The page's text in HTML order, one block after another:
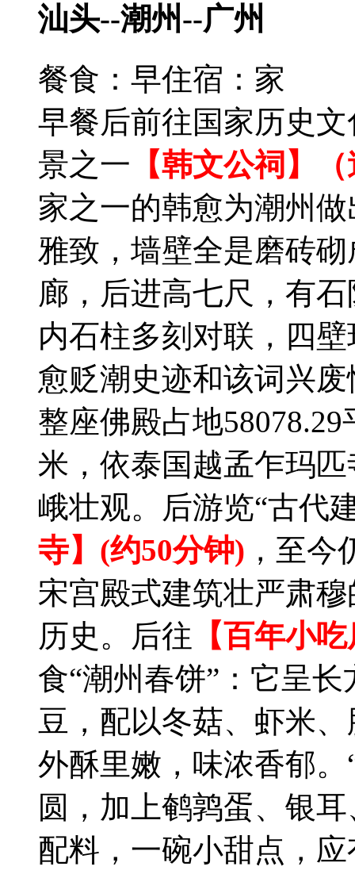
汕头--潮州--广州
餐食：早住宿：家
早餐后前往国家历史
景之一 【韩文公祠】
家之一的韩愈为潮州
雅致，墙壁全是磨砖
廊，后进高七尺，有
内石柱多刻对联，四
愈贬潮史迹和该词兴
整座佛殿占地
米，依泰国越孟乍玛
峨壮观。后游览“古代
寺】(约50分钟) ，至
宋宫殿式建筑壮严肃
历史。后往 【百年小
食“潮州春饼”：它呈
豆，配以冬菇、虾米
外酥里嫩，味浓香郁
圆，加上鹌鹑蛋、银
配料，一碗小甜点，